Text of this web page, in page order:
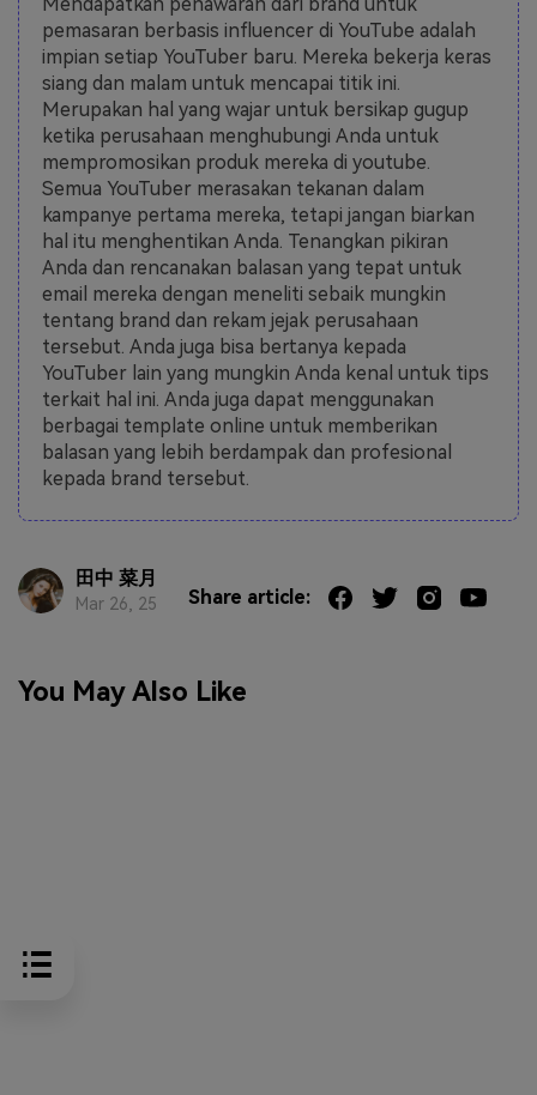
Mendapatkan penawaran dari brand untuk
pemasaran berbasis influencer di YouTube adalah
impian setiap YouTuber baru. Mereka bekerja keras
siang dan malam untuk mencapai titik ini.
Merupakan hal yang wajar untuk bersikap gugup
ketika perusahaan menghubungi Anda untuk
mempromosikan produk mereka di youtube.
Semua YouTuber merasakan tekanan dalam
kampanye pertama mereka, tetapi jangan biarkan
hal itu menghentikan Anda. Tenangkan pikiran
Anda dan rencanakan balasan yang tepat untuk
email mereka dengan meneliti sebaik mungkin
tentang brand dan rekam jejak perusahaan
tersebut. Anda juga bisa bertanya kepada
YouTuber lain yang mungkin Anda kenal untuk tips
terkait hal ini. Anda juga dapat menggunakan
berbagai template online untuk memberikan
balasan yang lebih berdampak dan profesional
kepada brand tersebut.
田中 菜月
Mar 26, 25 Share article:
You May Also Like